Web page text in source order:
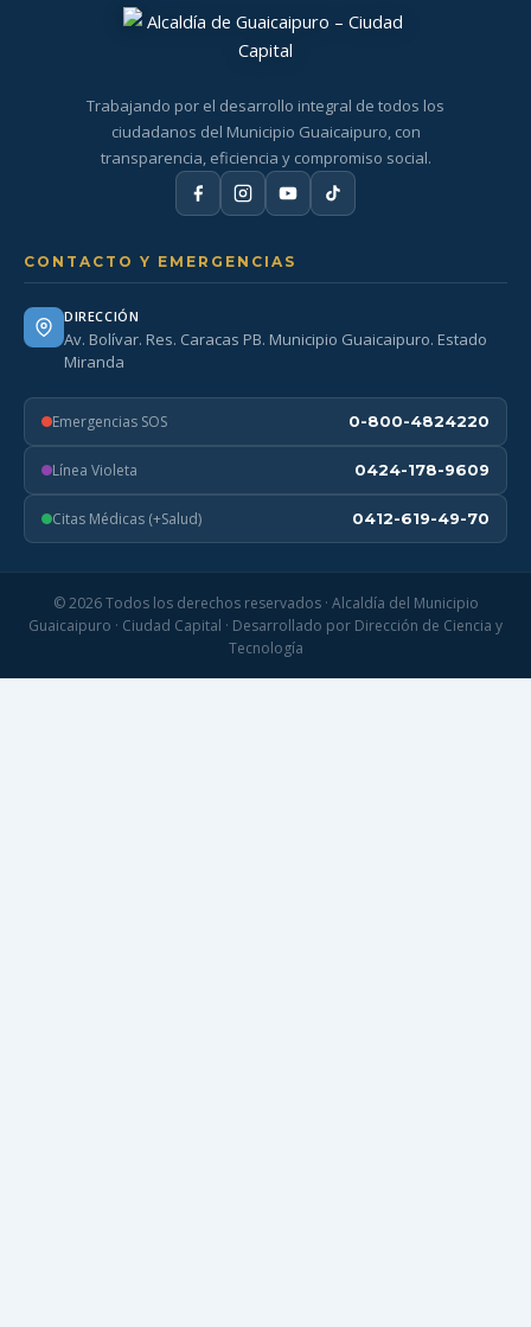
Trabajando por el desarrollo integral de todos los
ciudadanos del Municipio Guaicaipuro, con
transparencia, eficiencia y compromiso social.
CONTACTO Y EMERGENCIAS
DIRECCIÓN
Av. Bolívar. Res. Caracas PB. Municipio Guaicaipuro. Estado
Miranda
Emergencias SOS 0-800-4824220
Línea Violeta 0424-178-9609
Citas Médicas (+Salud) 0412-619-49-70
© 2026 Todos los derechos reservados · Alcaldía del Municipio
Guaicaipuro · Ciudad Capital · Desarrollado por Dirección de Ciencia y
Tecnología